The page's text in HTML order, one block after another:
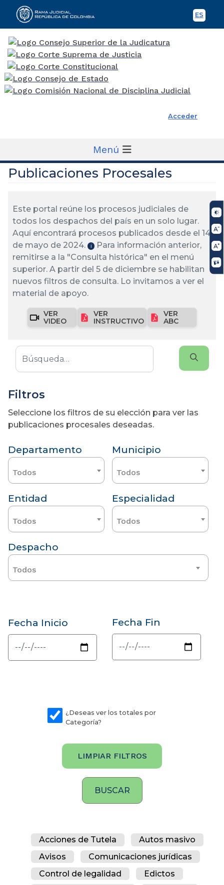
ES
Rama Judicial
Acceder
Menú
Publicaciones Procesales
Este portal reúne los procesos judiciales de
todos los despachos del país en un solo lugar.
Aquí encontrará procesos publicados desde el 14
de mayo de 2024.
ℹ️
Para información anterior,
remitirse a la "Consulta histórica" en el menú
superior. A partir del 5 de diciembre se habilitan
nuevos filtros de consulta. Lo invitamos a ver el
material de apoyo.
VER
VIDEO
VER
INSTRUCTIVO
VER
ABC
Filtros
Seleccione los filtros de su elección para ver las
publicaciones procesales deseadas.
Departamento
Todos
Municipio
Todos
Entidad
Todos
Especialidad
Todos
Despacho
Todos
Fecha Inicio Fecha Fin
¿Deseas ver los totales por
Categoría?
LIMPIAR FILTROS
Acciones de Tutela
Autos masivo
Avisos
Comunicaciones jurídicas
Control de legalidad
Edictos